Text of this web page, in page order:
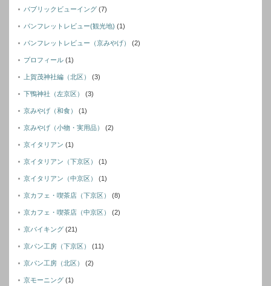
パブリックビューイング (7)
パンフレットレビュー(観光地) (1)
パンフレットレビュー（京みやげ） (2)
プロフィール (1)
上賀茂神社編（北区） (3)
下鴨神社（左京区） (3)
京みやげ（和食） (1)
京みやげ（小物・実用品） (2)
京イタリアン (1)
京イタリアン（下京区） (1)
京イタリアン（中京区） (1)
京カフェ・喫茶店（下京区） (8)
京カフェ・喫茶店（中京区） (2)
京バイキング (21)
京パン工房（下京区） (11)
京パン工房（北区） (2)
京モーニング (1)